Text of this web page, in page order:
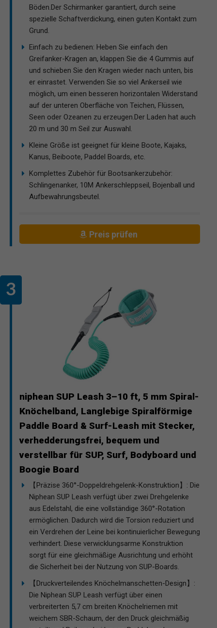
Böden.Der Schirmanker garantiert, durch seine
spezielle Schaftverdickung, einen guten Kontakt zum
Grund.
Einfach zu bedienen: Heben Sie einfach den
Greifanker-Kragen an, klappen Sie die 4 Gummis auf
und schieben Sie den Kragen wieder nach unten, bis
er einrastet. Verwenden Sie so viel Ankerseil wie
möglich, um einen besseren horizontalen Widerstand
auf der unteren Oberfläche von Teichen, Flüssen,
Seen oder Ozeanen zu erzeugen.Der Laden hat auch
20 m und 30 m Seil zur Auswahl.
Kleine Größe ist geeignet für kleine Boote, Kajaks,
Kanus, Beiboote, Paddel Boards, etc.
Komplettes Zubehör für Bootsankerzubehör:
Schlingenanker, 10M Ankerschleppseil, Bojenball und
Aufbewahrungsbeutel.
Preis prüfen
niphean SUP Leash 3–10 ft, 5 mm Spiral-
Knöchelband, Langlebige Spiralförmige
Paddle Board & Surf-Leash mit Stecker,
verhedderungsfrei, bequem und
verstellbar für SUP, Surf, Bodyboard und
Boogie Board
【Präzise 360°-Doppeldrehgelenk-Konstruktion】: Die
Niphean SUP Leash verfügt über zwei Drehgelenke
aus Edelstahl, die eine vollständige 360°-Rotation
ermöglichen. Dadurch wird die Torsion reduziert und
ein Verdrehen der Leine bei kontinuierlicher Bewegung
verhindert. Diese verwicklungsarme Konstruktion
sorgt für eine gleichmäßige Ausrichtung und erhöht
die Sicherheit bei der Nutzung von SUP-Boards.
【Druckverteilendes Knöchelmanschetten-Design】:
Die Niphean SUP Leash verfügt über einen
verbreiterten 5,7 cm breiten Knöchelriemen mit
weichem SBR-Schaum, der den Druck gleichmäßig